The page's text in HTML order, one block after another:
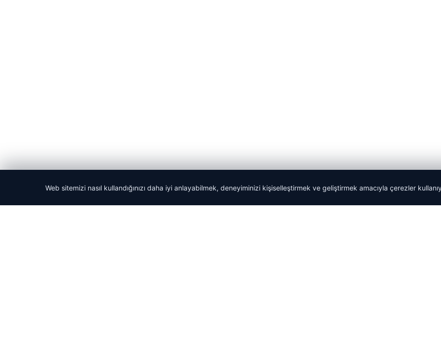
Web sitemizi nasıl kullandığınızı daha iyi anlayabilmek, deneyiminizi kişiselleştirmek ve geliştirmek amacıyla çerezler